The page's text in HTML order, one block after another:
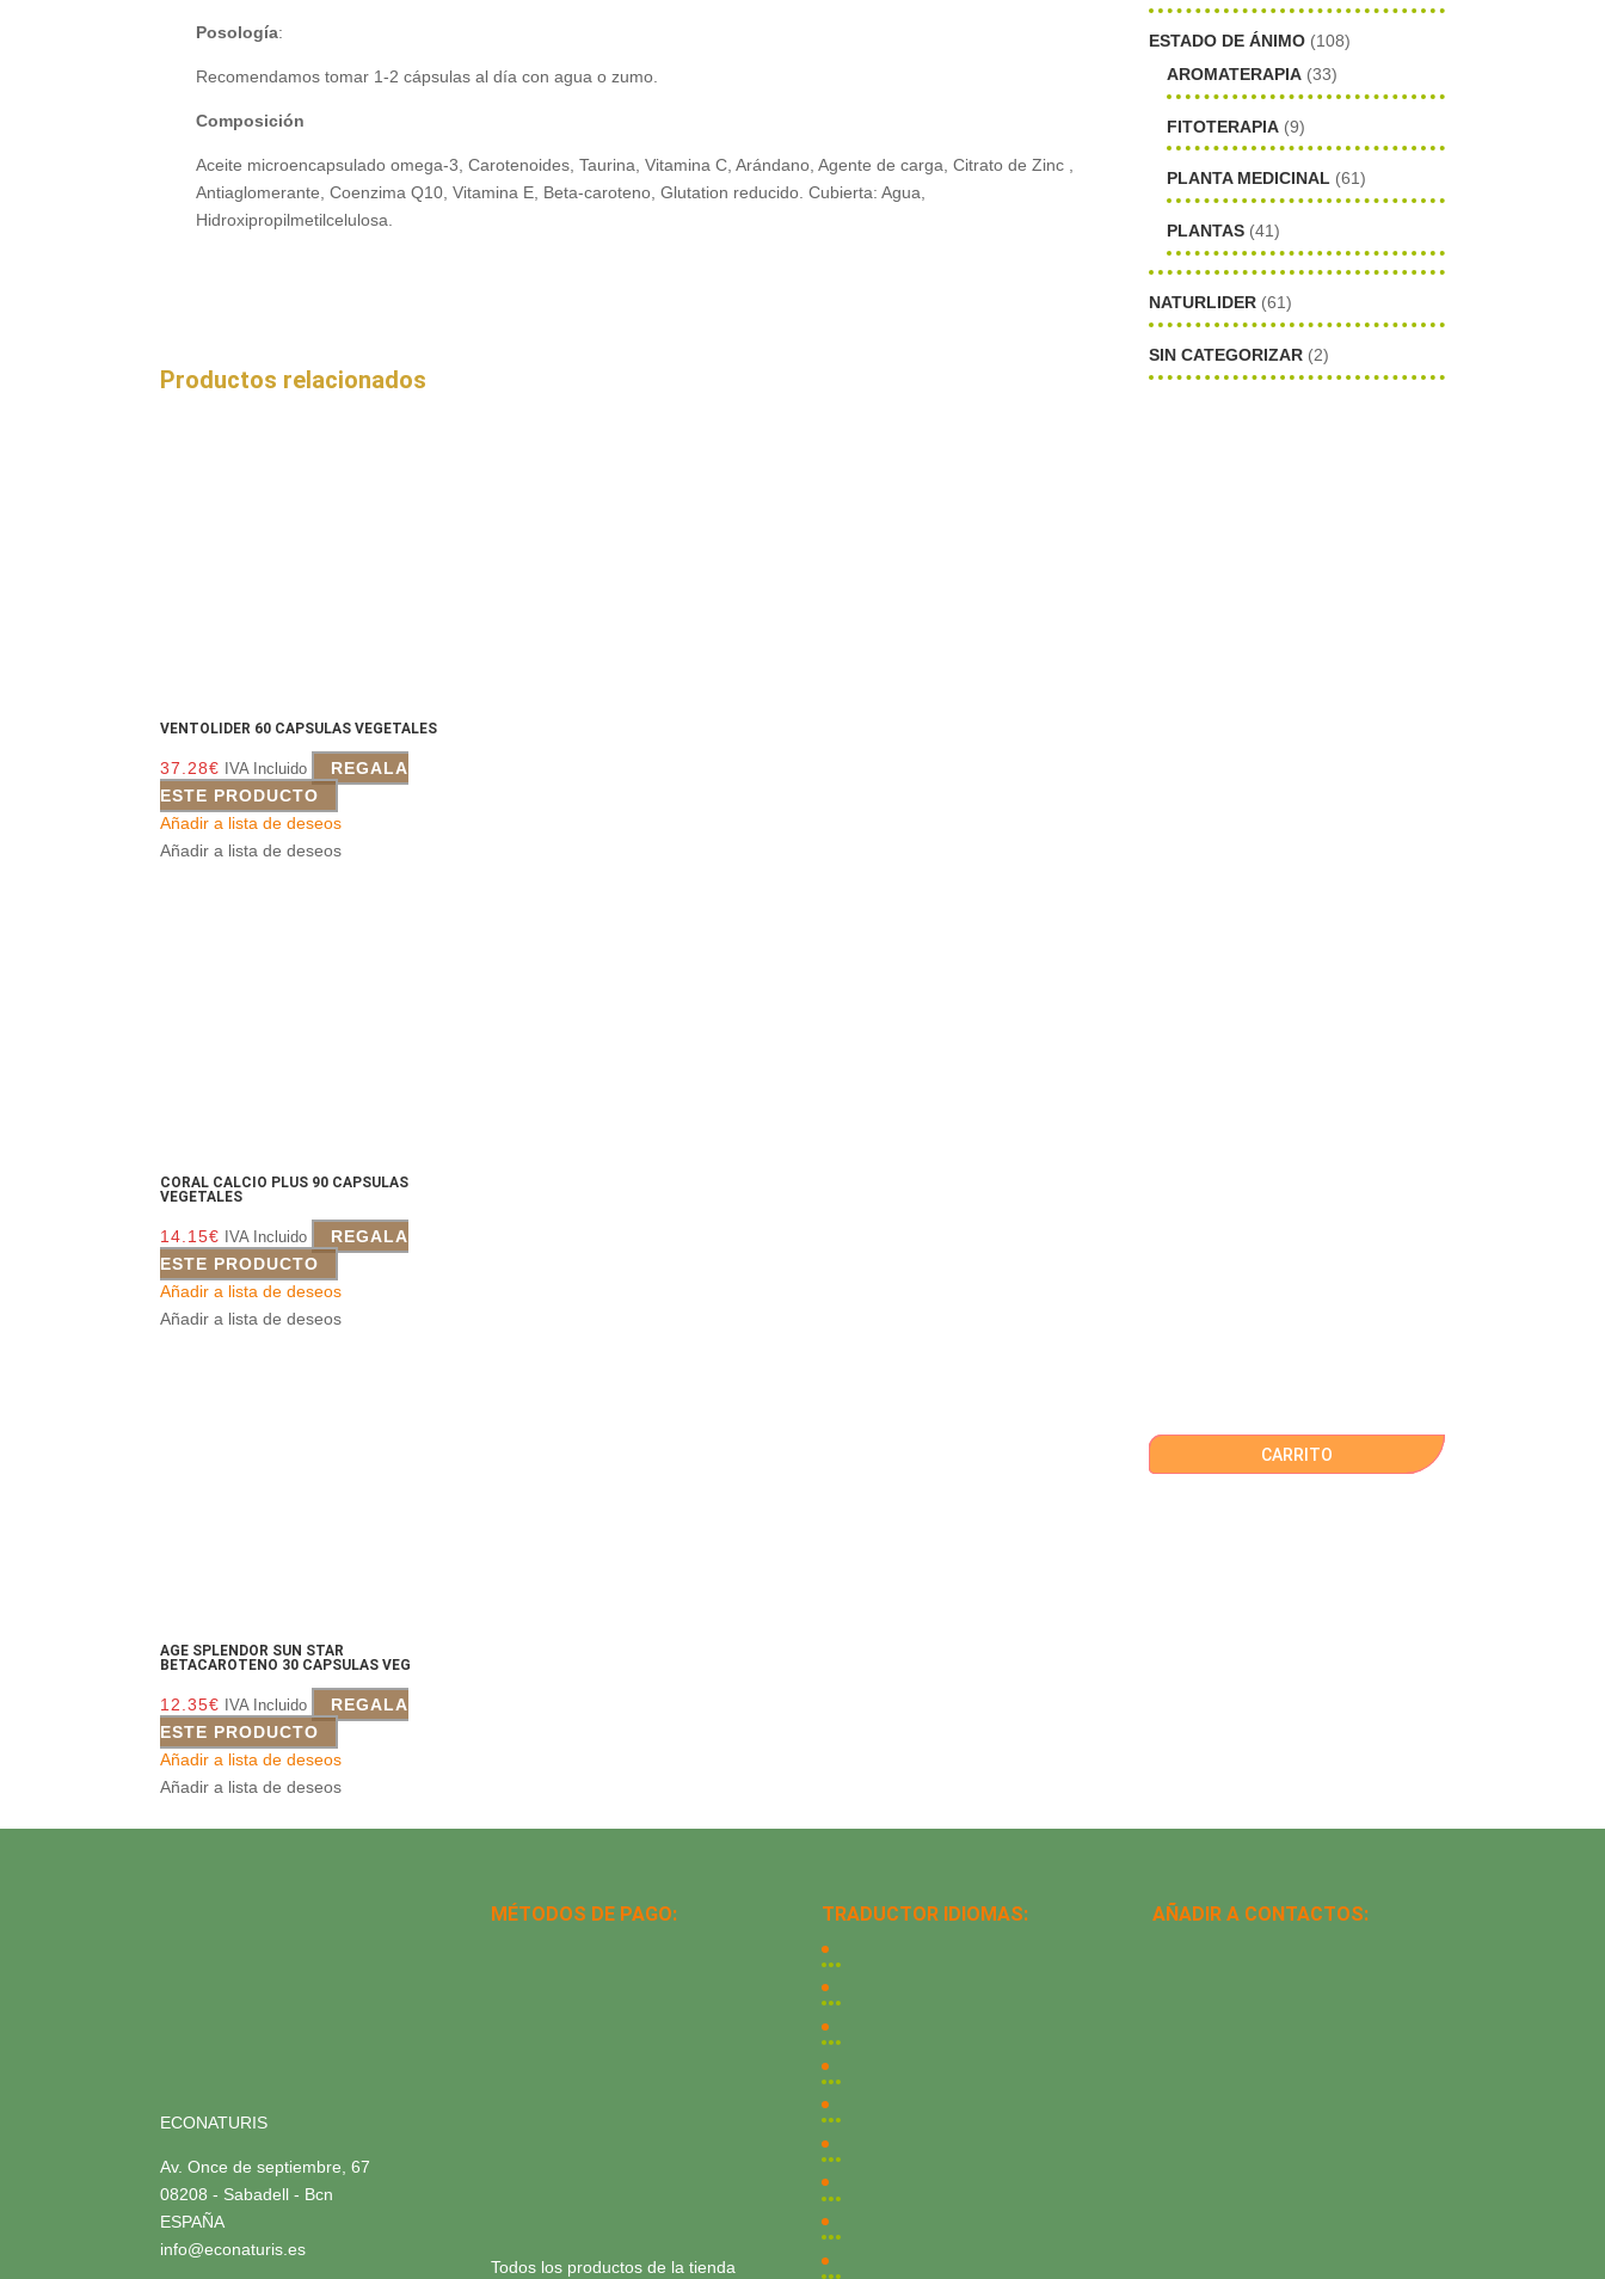
Posología:
Recomendamos tomar 1-2 cápsulas al día con agua o zumo.
Composición
Aceite microencapsulado omega-3, Carotenoides, Taurina, Vitamina C, Arándano, Agente de carga, Citrato de Zinc ,
Antiaglomerante, Coenzima Q10, Vitamina E, Beta-caroteno, Glutation reducido. Cubierta: Agua,
Hidroxipropilmetilcelulosa.
Productos relacionados
VENTOLIDER 60 CAPSULAS VEGETALES
37.28€ IVA Incluido
REGALA
ESTE PRODUCTO
Añadir a lista de deseos
Añadir a lista de deseos
CORAL CALCIO PLUS 90 CAPSULAS
VEGETALES
14.15€ IVA Incluido
REGALA
ESTE PRODUCTO
Añadir a lista de deseos
Añadir a lista de deseos
AGE SPLENDOR SUN STAR
BETACAROTENO 30 CAPSULAS VEG
12.35€ IVA Incluido
REGALA
ESTE PRODUCTO
Añadir a lista de deseos
Añadir a lista de deseos
ESTADO DE ÁNIMO (108)
AROMATERAPIA (33)
FITOTERAPIA (9)
PLANTA MEDICINAL (61)
PLANTAS (41)
NATURLIDER (61)
SIN CATEGORIZAR (2)
CARRITO
ECONATURIS
Av. Once de septiembre, 67
08208 - Sabadell - Bcn
ESPAÑA
info@econaturis.es
MÉTODOS DE PAGO:
Todos los productos de la tienda
TRADUCTOR IDIOMAS: AÑADIR A CONTACTOS: